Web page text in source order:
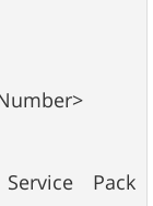
Service Pack